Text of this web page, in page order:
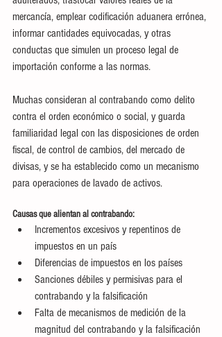
mercancía, emplear codificación aduanera errónea,
informar cantidades equivocadas, y otras
conductas que simulen un proceso legal de
importación conforme a las normas.
Muchas consideran al contrabando como delito
contra el orden económico o social, y guarda
familiaridad legal con las disposiciones de orden
fiscal, de control de cambios, del mercado de
divisas, y se ha establecido como un mecanismo
para operaciones de lavado de activos.
Causas que alientan al contrabando:
Incrementos excesivos y repentinos de
impuestos en un país
Diferencias de impuestos en los países
Sanciones débiles y permisivas para el
contrabando y la falsificación
Falta de mecanismos de medición de la
magnitud del contrabando y la falsificación